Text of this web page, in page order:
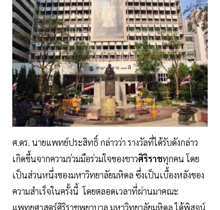
ศ.ดร. นายแพทย์ประสิทธิ์ กล่าวว่า รางวัลที่ได้รับดังกล่าว
เกิดขึ้นจากความร่วมมือร่วมใจของชาวศิริราชทุกคน โดย
เป็นส่วนหนึ่งของมหาวิทยาลัยมหิดล ซึ่งเป็นเบื้องหลังของ
ความสำเร็จในครั้งนี้ โดยตลอดเวลาที่ผ่านมาคณะ
แพทยศาสตร์ศิริราชพยาบาล มหาวิทยาลัยมหิดล ได้พิสูจน์